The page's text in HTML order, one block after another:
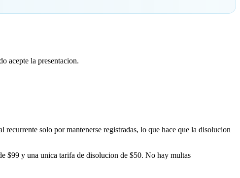
acepte la presentacion.
solo por mantenerse registradas, lo que hace que la disolucion
$99 y una unica tarifa de disolucion de $50. No hay multas